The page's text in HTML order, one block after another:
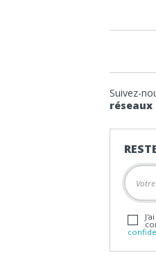
Suivez-
réseaux